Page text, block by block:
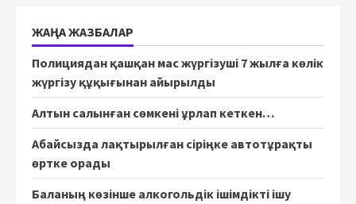
ЖАҢА ЖАЗБАЛАР
Полициядан қашқан мас жүргізуші 7 жылға көлік
жүргізу құқығынан айырылды
Алтын салынған сөмкені ұрлап кеткен…
Абайсызда лақтырылған сіріңке автотұрақты
өртке орады
Баланың көзінше алкогольдік ішімдікті ішу